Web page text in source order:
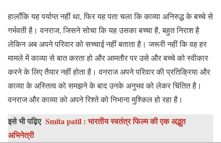
हालाँकि यह पर्याप्त नहीं था, फिर यह पता चला कि काव्या अनिरुद्ध के बच्चे से
गर्भवती है। वनराज, जिसने सोचा कि यह उसका बच्चा है, बहुत निराश है
लेकिन अब अपने परिवार को सच्चाई नहीं बताता है। जरूरी नहीं कि वह हर
मामले में काव्या से बात करता हो और आमतौर पर उसे और बच्चे को स्वीकार
करने के लिए तैयार नहीं होता है। वनराज अपने परिवार की प्रतिक्रिया और
काव्या के अस्तित्व को समझने के बाद उनके अनुभव को लेकर चिंतित है।
वनराज और काव्या को अपने रिश्ते को निभाना मुश्किल हो रहा है।
इसे भी पढ़िए Smita patil : भारतीय स्वतंत्र फिल्म की एक अद्भुत
अभिनेत्री